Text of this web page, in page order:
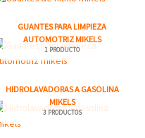
GUANTES PARA LIMPIEZA
AUTOMOTRIZ MIKELS
1 PRODUCTO
HIDROLAVADORAS A GASOLINA
MIKELS
3 PRODUCTOS